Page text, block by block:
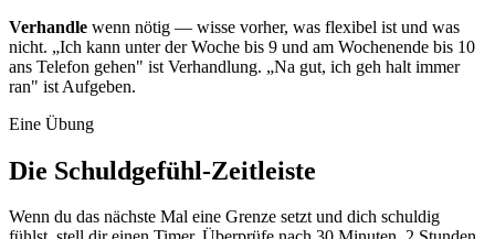
Verhandle wenn nötig — wisse vorher, was flexibel ist und was
nicht. „Ich kann unter der Woche bis 9 und am Wochenende bis 10
ans Telefon gehen" ist Verhandlung. „Na gut, ich geh halt immer
ran" ist Aufgeben.
Eine Übung
Die Schuldgefühl-Zeitleiste
Wenn du das nächste Mal eine Grenze setzt und dich schuldig